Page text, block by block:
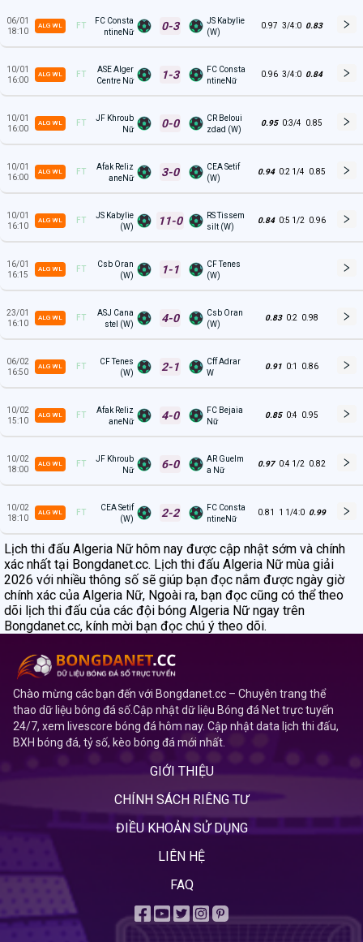
06/01
18:10
ALG WL FT
FC Consta
ntineNữ
0-3
JS Kabylie
(W)
0.97 3/4:0 0.83
10/01
16:00
ALG WL FT
ASE Alger
Centre Nữ
1-3
FC Consta
ntineNữ
0.96 3/4:0 0.84
10/01
16:00
ALG WL FT
JF Khroub
Nữ
0-0
CR Beloui
zdad (W)
0.95 0:3/4 0.85
10/01
16:00
ALG WL FT
Afak Reliz
aneNữ
3-0
CEA Setif
(W)
0.94 0:2 1/4 0.85
10/01
16:10
ALG WL FT
JS Kabylie
(W)
11-0
RS Tissem
silt (W)
0.84 0:5 1/2 0.96
16/01
16:15
ALG WL FT
Csb Oran
(W)
1-1
CF Tenes
(W)
23/01
16:10
ALG WL FT
ASJ Cana
stel (W)
4-0
Csb Oran
(W)
0.83 0:2 0.98
06/02
16:50
ALG WL FT
CF Tenes
(W)
2-1
Cff Adrar
W
0.91 0:1 0.86
10/02
15:10
ALG WL FT
Afak Reliz
aneNữ
4-0
FC Bejaia
Nữ
0.85 0:4 0.95
10/02
18:00
ALG WL FT
JF Khroub
Nữ
6-0
AR Guelm
a Nữ
0.97 0:4 1/2 0.82
10/02
18:10
ALG WL FT
CEA Setif
(W)
2-2
FC Consta
ntineNữ
0.81 1 1/4:0 0.99
Lịch thi đấu Algeria Nữ hôm nay được cập nhật sớm và chính
xác nhất tại Bongdanet.cc. Lịch thi đấu Algeria Nữ mùa giải
2026 với nhiều thông số sẽ giúp bạn đọc nắm được ngày giờ
chính xác của Algeria Nữ, Ngoài ra, bạn đọc cũng có thể theo
dõi lịch thi đấu của các đội bóng Algeria Nữ ngay trên
Bongdanet.cc, kính mời bạn đọc chú ý theo dõi.
Chào mừng các bạn đến với Bongdanet.cc – Chuyên trang thể
thao dữ liệu bóng đá số.Cập nhật dữ liệu Bóng đá Net trực tuyến
24/7, xem livescore bóng đá hôm nay. Cập nhật data lịch thi đấu,
BXH bóng đá, tỷ số, kèo bóng đá mới nhất.
GIỚI THIỆU
CHÍNH SÁCH RIÊNG TƯ
ĐIỀU KHOẢN SỬ DỤNG
LIÊN HỆ
FAQ